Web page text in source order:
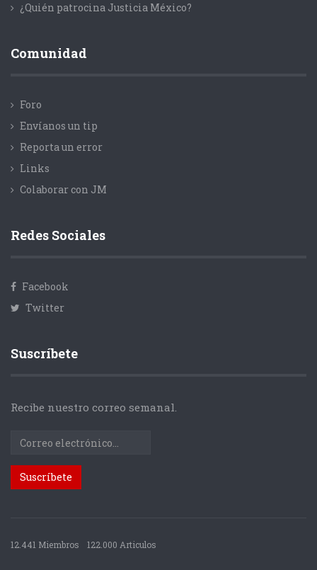
¿Quién patrocina Justicia México?
Comunidad
Foro
Envíanos un tip
Reporta un error
Links
Colaborar con JM
Redes Sociales
Facebook
Twitter
Suscríbete
Recibe nuestro correo semanal.
12.441 Miembros 122.000 Articulos